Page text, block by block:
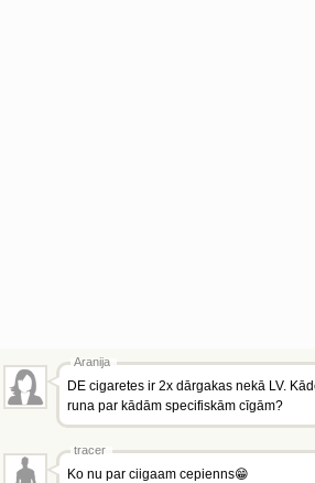
Aranija
DE cigaretes ir 2x dārgakas nekā LV.
runa par kādām specifiskām cīgām?
tracer
Ko nu par ciigaam cepienns😁